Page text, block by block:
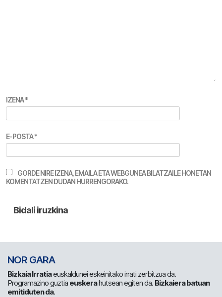
IZENA*
E-POSTA*
GORDE NIRE IZENA, EMAILA ETA WEBGUNEA BILATZAILE HONETAN
KOMENTATZEN DUDAN HURRENGORAKO.
NOR GARA
Bizkaia Irratiaeuskaldunei eskeinitako irrati zerbitzua da.
Programazino guztia euskerahutsean egiten da. Bizkaiera batuan
emitiduten da.